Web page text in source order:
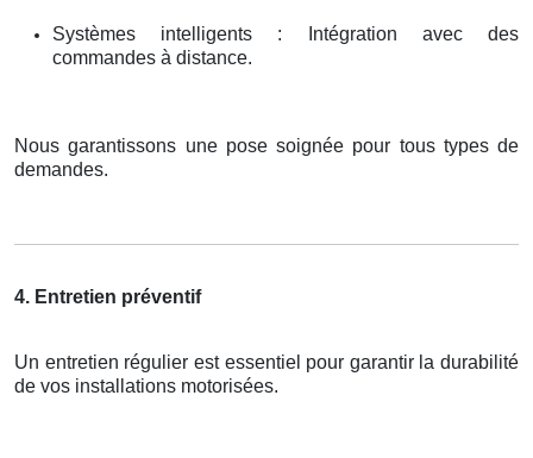
Systèmes intelligents : Intégration avec des
commandes à distance.
Nous garantissons une pose soignée pour tous types de
demandes.
4. Entretien préventif
Un entretien régulier est essentiel pour garantir la durabilité
de vos installations motorisées.